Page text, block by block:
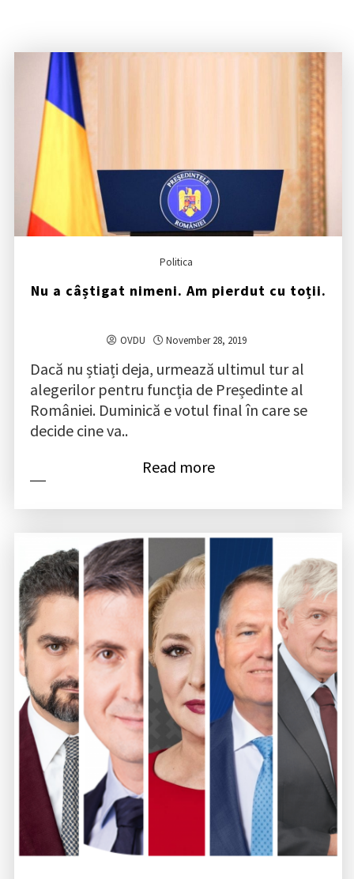
Politica
Nu a câștigat nimeni. Am pierdut cu toții.
OVDU November 28, 2019
Dacă nu știați deja, urmează ultimul tur al
alegerilor pentru funcția de Președinte al
României. Duminică e votul final în care se
decide cine va..
Read more